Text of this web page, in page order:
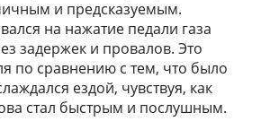
и предсказуемым.
на нажатие педали газа
задержек и провалов. Это
по сравнению с тем, что было
ездой, чувствуя, как
стал быстрым и послушным.